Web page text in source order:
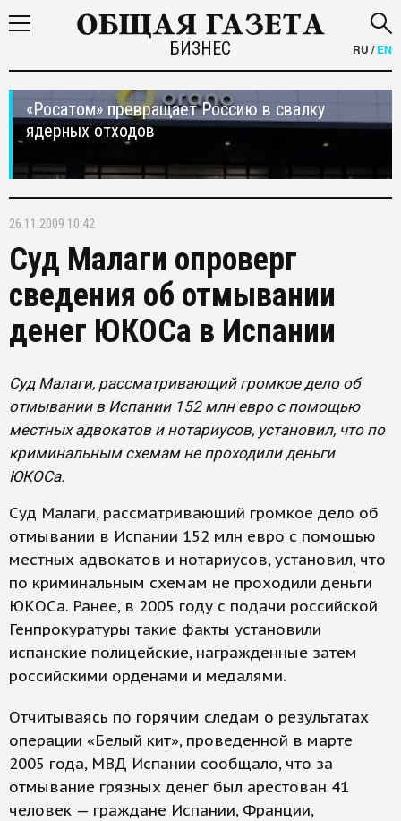
БИЗНЕС RU /EN
«Росатом» превращает Россию в свалку
ядерных отходов
26.11.2009 10:42
Суд Малаги опроверг
сведения об отмывании
денег ЮКОСа в Испании
Суд Малаги, рассматривающий громкое дело об
отмывании в Испании 152 млн евро с помощью
местных адвокатов и нотариусов, установил, что по
криминальным схемам не проходили деньги
ЮКОСа.
Суд Малаги, рассматривающий громкое дело об
отмывании в Испании 152 млн евро с помощью
местных адвокатов и нотариусов, установил, что
по криминальным схемам не проходили деньги
ЮКОСа. Ранее, в 2005 году с подачи российской
Генпрокуратуры такие факты установили
испанские полицейские, награжденные затем
российскими орденами и медалями.
Отчитываясь по горячим следам о результатах
операции «Белый кит», проведенной в марте
2005 года, МВД Испании сообщало, что за
отмывание грязных денег был арестован 41
человек — граждане Испании, Франции,